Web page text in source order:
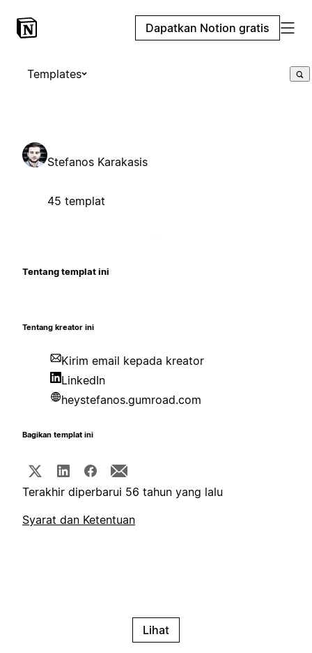
Dapatkan Notion gratis
Templates
Stefanos Karakasis
45 templat
Tentang templat ini
Tentang kreator ini
Kirim email kepada kreator
LinkedIn
heystefanos.gumroad.com
Bagikan templat ini
Terakhir diperbarui 56 tahun yang lalu
Syarat dan Ketentuan
Lihat